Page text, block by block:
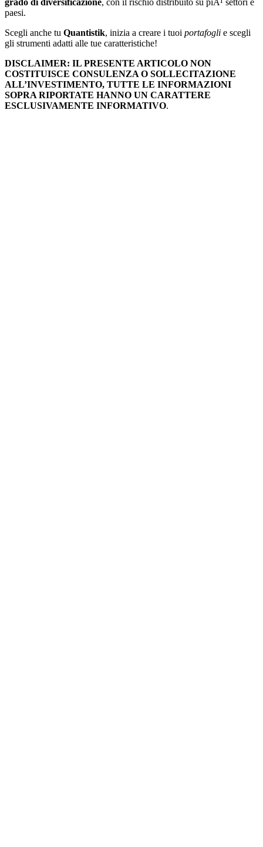
grado di diversificazione, con il rischio distribuito su piÃ¹ settori e
paesi.
Scegli anche tu Quantistik, inizia a creare i tuoi portafogli e scegli
gli strumenti adatti alle tue caratteristiche!
DISCLAIMER: IL PRESENTE ARTICOLO NON
COSTITUISCE CONSULENZA O SOLLECITAZIONE
ALL’INVESTIMENTO, TUTTE LE INFORMAZIONI
SOPRA RIPORTATE HANNO UN CARATTERE
ESCLUSIVAMENTE INFORMATIVO.